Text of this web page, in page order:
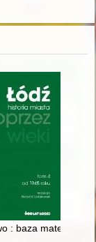
(1950-1984)
: baza materialna,